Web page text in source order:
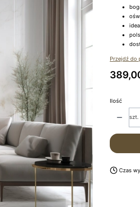
Przejdź do
Cena
Ilość
szt.
Czas